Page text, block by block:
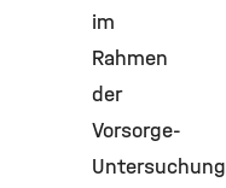
im
Rahmen
der
Vorsorge-
Untersuchung